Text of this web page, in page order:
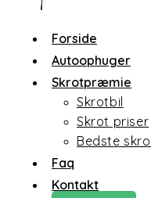
Forside
Autoophuger
Skrotpræmie
Skrotbil
Skrot priser
Bedste
Faq
Kontakt